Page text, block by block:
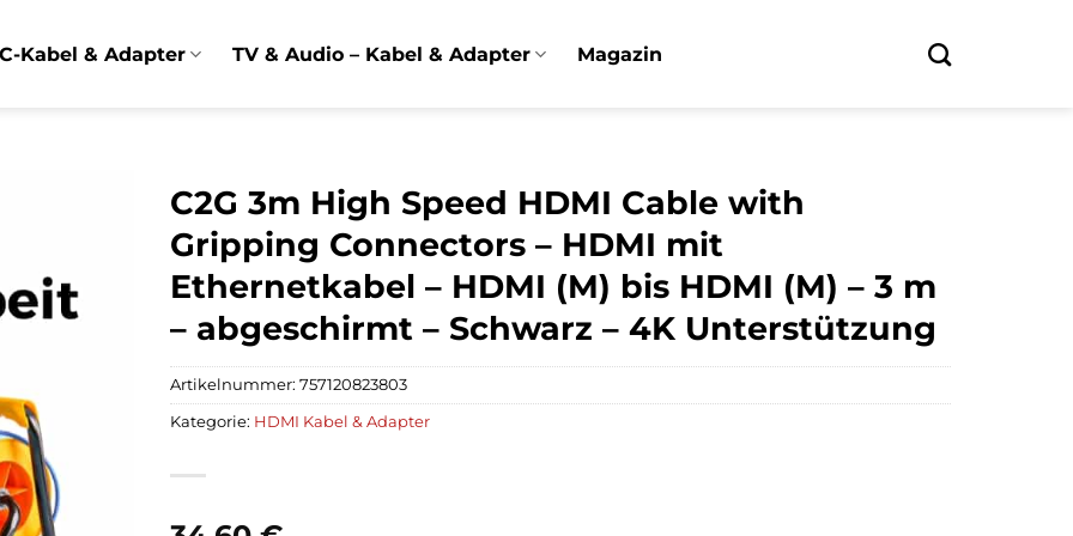
Kabel & Adapter TV & Audio – Kabel & Adapter Magazin
C2G 3m High Speed HDMI Cable with
Gripping Connectors – HDMI mit
Ethernetkabel – HDMI (M) bis HDMI (M) – 3 m
– abgeschirmt – Schwarz – 4K Unterstützung
Artikelnummer: 757120823803
Kategorie: HDMI Kabel & Adapter